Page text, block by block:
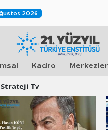
2026
Kadro Merkezler
Strateji Tv